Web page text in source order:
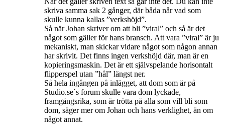
skriva samma sak 2 gånger, där båda når vad som
skulle kunna kallas ”verkshöjd”.
Så när Johan skriver om att bli ”viral” och så är det
något som gäller för hans bransch. Att vara ”viral” är ju
mekaniskt, man skickar vidare något som någon annan
har skrivit. Det finns ingen verkshöjd där, man är en
kopieringsmaskin. Det är ett självspelande horisontalt
flipperspel utan ”hål” längst ner.
Så hela ingången på inlägget, att dom som är på
Studio.se´s forum skulle vara dom lyckade,
framgångsrika, som är trötta på alla som vill bli som
dom, säger mer om Johan och hans verklighet, än om
något annat.